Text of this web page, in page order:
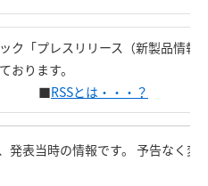
ク「プレスリリース（新製品情報
おります。
RSSとは・・・？
発表当時の情報です。 予告なく変